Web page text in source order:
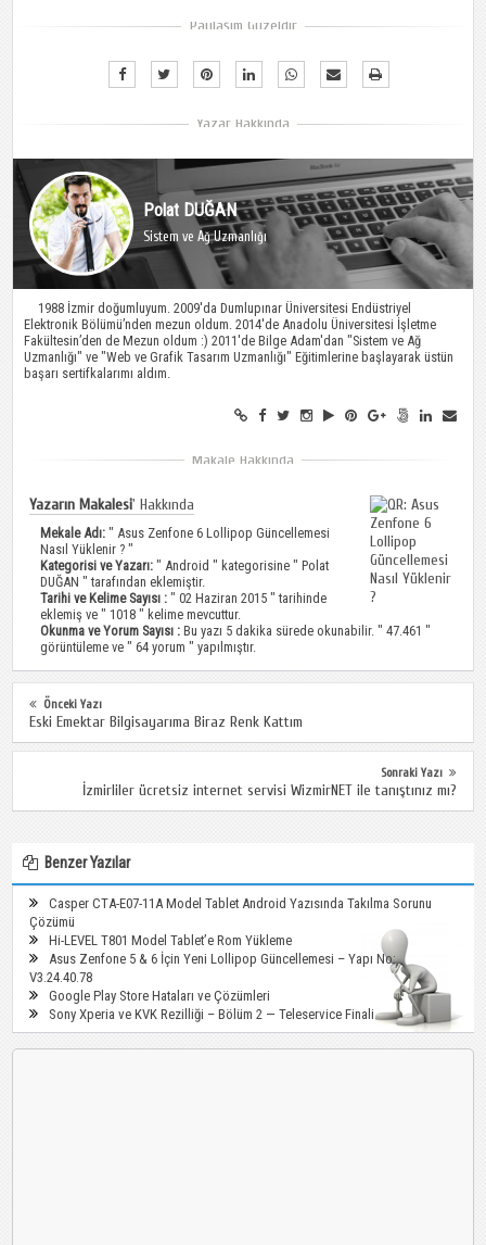
Polat DUĞAN
Sistem ve Ağ Uzmanlığı
1988 İzmir doğumluyum. 2009′da Dumlupınar Üniversitesi Endüstriyel
Elektronik Bölümü’nden mezun oldum. 2014′de Anadolu Üniversitesi İşletme
Fakültesin’den de Mezun oldum :) 2011'de Bilge Adam'dan "Sistem ve Ağ
Uzmanlığı" ve "Web ve Grafik Tasarım Uzmanlığı" Eğitimlerine başlayarak üstün
başarı sertifkalarımı aldım.
Yazarın Makalesi' Hakkında
Mekale Adı:" Asus Zenfone 6 Lollipop Güncellemesi
Nasıl Yüklenir ?"
Kategorisi ve Yazarı:" Android " kategorisine " Polat
DUĞAN " tarafından eklemiştir.
Tarihi ve Kelime Sayısı :" 02 Haziran 2015 " tarihinde
eklemiş ve " 1018 " kelime mevcuttur.
Okunma ve Yorum Sayısı : Bu yazı 5 dakika sürede okunabilir. " 47.461 "
görüntüleme ve " 64 yorum " yapılmıştır.
Önceki Yazı
Eski Emektar Bilgisayarıma Biraz Renk Kattım
Sonraki Yazı
İzmirliler ücretsiz internet servisi WizmirNET ile tanıştınız mı?
Benzer Yazılar
Casper CTA-E07-11A Model Tablet Android Yazısında Takılma Sorunu
Çözümü
Hi-LEVEL T801 Model Tablet’e Rom Yükleme
Asus Zenfone 5 & 6 İçin Yeni Lollipop Güncellemesi – Yapı No:
V3.24.40.78
Google Play Store Hataları ve Çözümleri
Sony Xperia ve KVK Rezilliği – Bölüm 2 — Teleservice Finali